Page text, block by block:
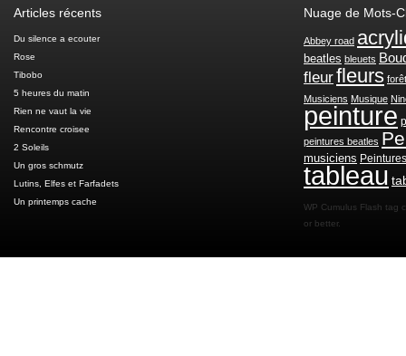
Articles récents
Du silence a ecouter
Rose
Tibobo
5 heures du matin
Rien ne vaut la vie
Rencontre croisee
2 Soleils
Un gros schmutz
Lutins, Elfes et Farfadets
Un printemps cache
Nuage de Mots-
Abbey road
beatles bleuets
fleurfleurs forêt
Musiciens Musique
peinture
peintures beatles
musiciens
tableau
WP Cumulus Flash tag
or better.